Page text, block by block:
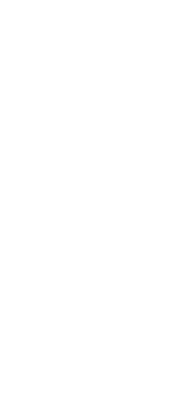
thuận tiện
năng chống
kiện môi trường
toàn chống bụi.
giúp tăng